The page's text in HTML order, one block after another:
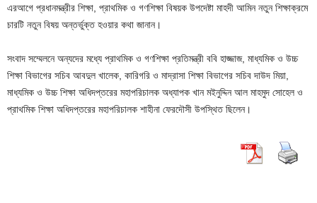
এরআগে প্রধানমন্ত্রীর শিক্ষা, প্রাথমিক ও গণশিক্ষা বিষয়ক উপদেষ্টা মাহদী আমিন নতুন শিক্ষাক্রমে
চারটি নতুন বিষয় অন্তর্ভুক্ত হওয়ার কথা জানান।
সংবাদ সম্মেলনে অন্যদের মধ্যে প্রাথমিক ও গণশিক্ষা প্রতিমন্ত্রী ববি হাজ্জাজ, মাধ্যমিক ও উচ্চ
শিক্ষা বিভাগের সচিব আবদুল খালেক, কারিগরি ও মাদ্রাসা শিক্ষা বিভাগের সচিব দাউদ মিয়া,
মাধ্যমিক ও উচ্চ শিক্ষা অধিদপ্তরের মহাপরিচালক অধ্যাপক খান মইনুদ্দিন আল মাহমুদ সোহেল ও
প্রাথমিক শিক্ষা অধিদপ্তরের মহাপরিচালক শাহীনা ফেরদৌসী উপস্থিত ছিলেন।